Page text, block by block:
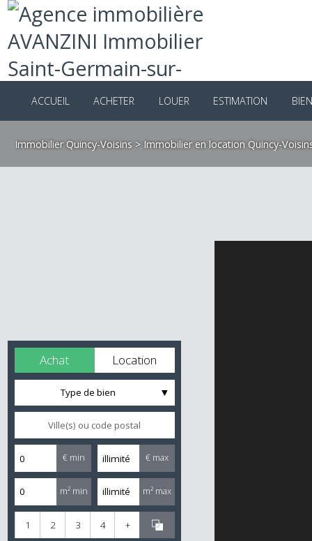
ACCUEIL ACHETER LOUER ESTIMATION
Immobilier Quincy-Voisins >Immobilier en location Quincy-
Achat Location
Type de bien
€ min € max
m² min m² max